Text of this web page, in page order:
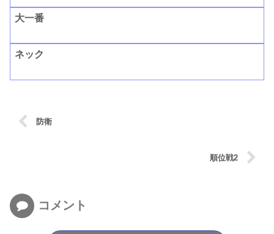
大一番
ネック
防衛
順位戦2
コメント